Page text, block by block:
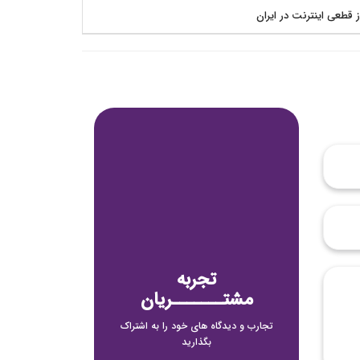
قطعی اینترنت در ایران
تجربه
مشتـــــــریان
تجارب و دیدگاه های خود را به اشتراک
بگذارید